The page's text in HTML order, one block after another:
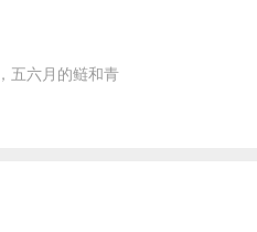
五六月的鲢和青